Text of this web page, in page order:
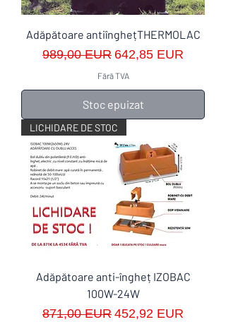
Adăpătoare antiînghețTHERMOLAC
Preț normal
989,00 EUR Preț redus
642,85 EUR
Fără TVA
Stoc epuizat
LICHIDARE DE STOC
Adăpătoare anti-îngheț IZOBAC
100W-24W
Preț normal
871,00 EUR Preț redus
452,92 EUR